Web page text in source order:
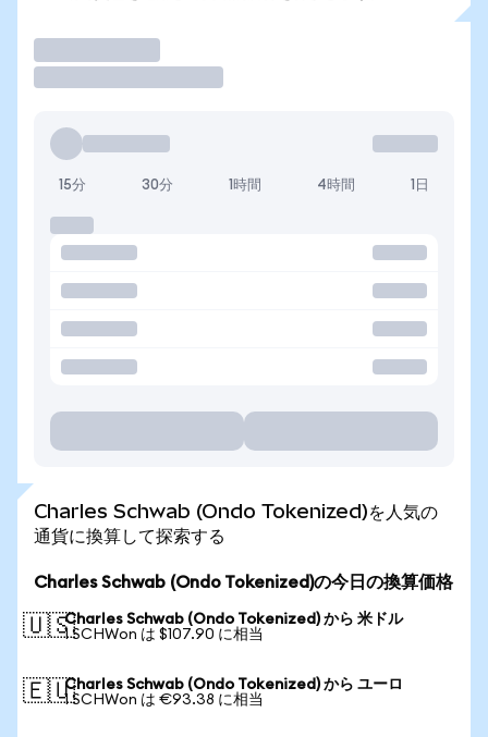
15分 30分 1時間 4時間 1日
Charles Schwab (Ondo Tokenized)を人気の
通貨に換算して探索する
Charles Schwab (Ondo Tokenized)の今日の換算価格
🇺🇸Charles Schwab (Ondo Tokenized) から 米ドル
1 SCHWon は $107.90 に相当
🇪🇺Charles Schwab (Ondo Tokenized) から ユーロ
1 SCHWon は €93.38 に相当